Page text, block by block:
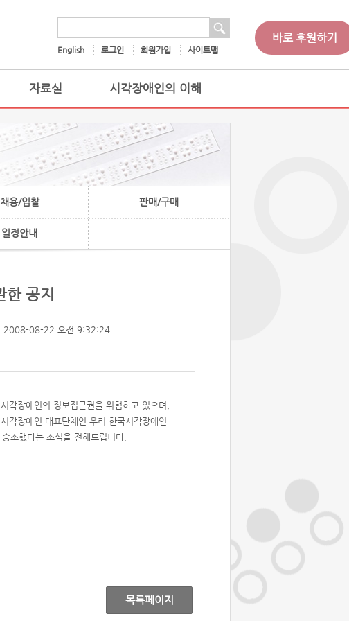
English 로그인 회원가입 사이트맵
바로 후원하기
자료실 시각장애인의 이해
채용/입찰 판매/구매
일정안내
공지
2008-08-22 오전 9:32:24
각장애인의 정보접근권을 위협하고 있으며,
각장애인 대표단체인 우리 한국시각장애인
소했다는 소식을 전해드립니다.
목록페이지